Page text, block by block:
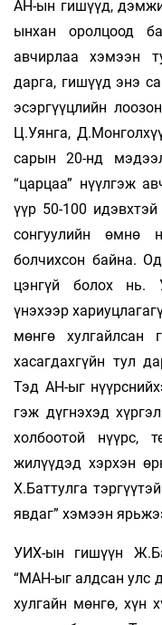
АН-ын гишүүд,
ынхан оролцоод
авчирлаа хэмээн
дарга, гишүүд энэ
эсэргүүцлийн
Ц.Уянга,
сарын 20-нд
“царцаа” нүүлгэж
үүр 50-100
сонгуулийн өмнө
болчихсон байна.
цэнгүй болох нь.
үнэхээр
мөнгө хулгайлсан
хасагдахгүйн тул
Тэд АН-ыг
гэж дүгнэхэд
холбоотой нүүрс,
жилүүдэд хэрхэн
Х.Баттулга
явдаг” хэмээн
УИХ-ын гишүүн
“МАН-ыг алдсан улс
хулгайн мөнгө, хүн